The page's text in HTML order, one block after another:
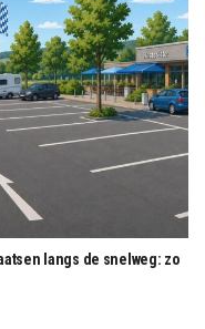
langs de snelweg: zo